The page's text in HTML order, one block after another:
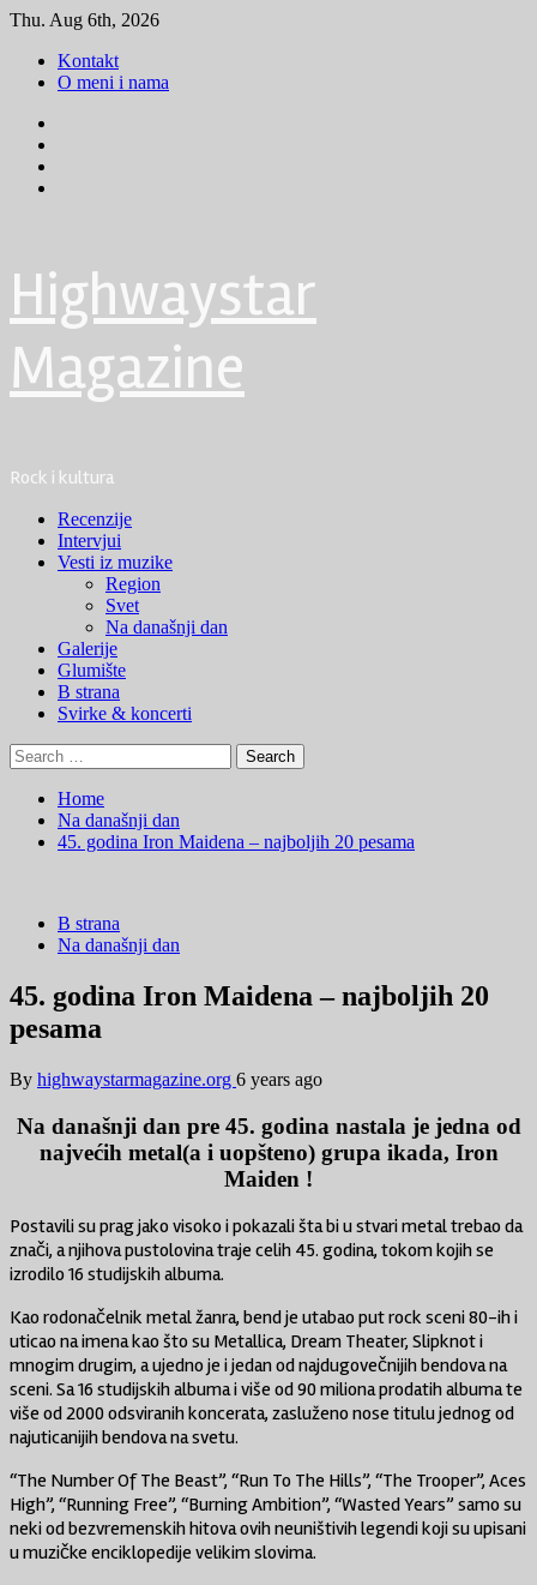
Skip
content
Thu. Aug 6th, 2026
Kontakt
O meni i nama
Highwaystar
Magazine
Rock i kultura
Primary
Menu
Recenzije
Intervjui
Vesti iz muzike
Region
Svet
Na današnji dan
Galerije
Glumište
B strana
Svirke & koncerti
Search
for:
Home
Na današnji dan
45. godina Iron Maidena – najboljih 20 pesama
B strana
Na današnji dan
45. godina Iron Maidena – najboljih 20
pesama
By highwaystarmagazine.org 6 years ago
Na današnji dan pre 45. godina nastala je jedna od
najvećih metal(a i uopšteno) grupa ikada, Iron
Maiden !
Postavili su prag jako visoko i pokazali šta bi u stvari metal trebao da
znači, a njihova pustolovina traje celih 45. godina, tokom kojih se
izrodilo 16 studijskih albuma.
Kao rodonačelnik metal žanra, bend je utabao put rock sceni 80-ih i
uticao na imena kao što su Metallica, Dream Theater, Slipknot i
mnogim drugim, a ujedno je i jedan od najdugovečnijih bendova na
sceni. Sa 16 studijskih albuma i više od 90 miliona prodatih albuma te
više od 2000 odsviranih koncerata, zasluženo nose titulu jednog od
najuticanijih bendova na svetu.
“The Number Of The Beast”, “Run To The Hills”, “The Trooper”, Aces
High”, “Running Free”, “Burning Ambition”, “Wasted Years” samo su
neki od bezvremenskih hitova ovih neuništivih legendi koji su upisani
u muzičke enciklopedije velikim slovima.